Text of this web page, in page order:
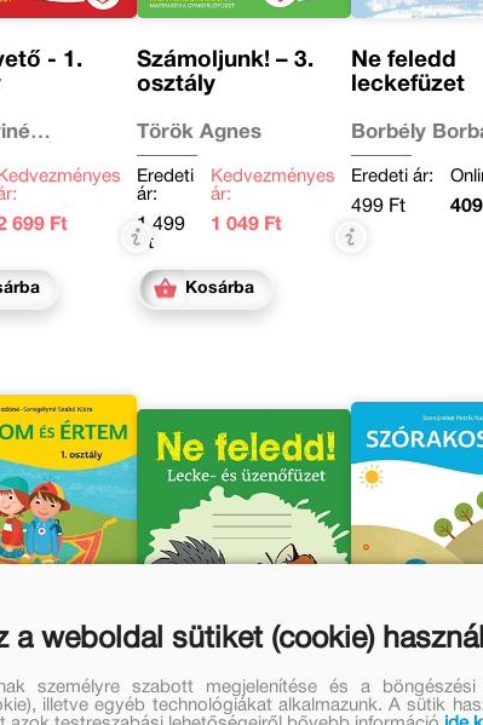
- 1.
Gitta
Kedvezményes
699 Ft
Számoljunk! – 3.
osztály
Török Ágnes
Eredeti
ár:
1 499
Ft
Kedvezményes
ár:
1 049 Ft
Kosárba
Ne feledd
leckefüzet
Borbély
Eredeti ár:
499 Ft
a weboldal sütiket (cookie) használ
személyre szabott megjelenítése és a
illetve egyéb technológiákat alkalmazunk. A sütik